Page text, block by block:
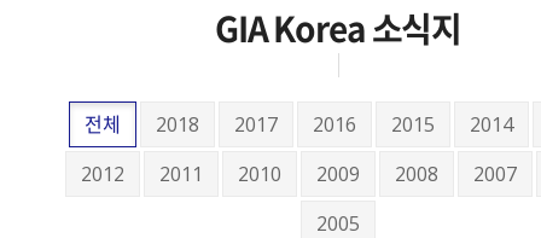
GIA Korea 소식지
전체 2018 2017 2016 2015
2014
2012
2011 2010 2009 2008
2007
2005